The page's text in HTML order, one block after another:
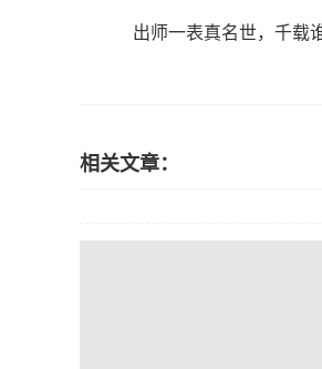
出师一表真名世，千载
相关文章：